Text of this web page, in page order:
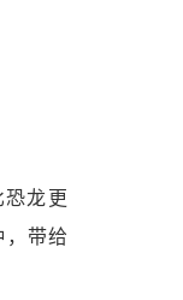
龙更
，带给